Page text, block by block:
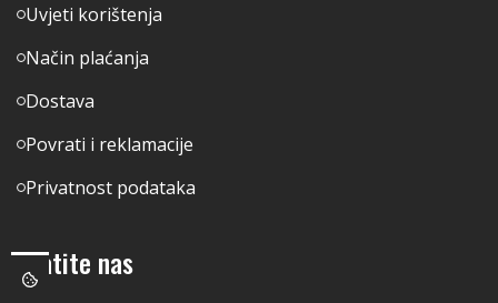
Uvjeti korištenja
Način plaćanja
Dostava
Povrati i reklamacije
Privatnost podataka
Pratite nas